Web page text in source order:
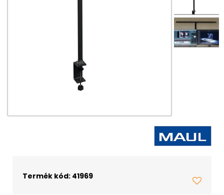
Termék kód: 41969